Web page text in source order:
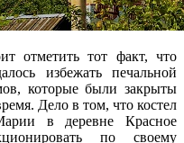
отметить тот факт, что
избежать печальной
которые были закрыты
Дело в том, что костел
в деревне Красное
по своему